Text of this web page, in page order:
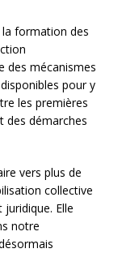
formation des
des mécanismes
pour y
les premières
des démarches
vers plus de
collective
Elle
notre